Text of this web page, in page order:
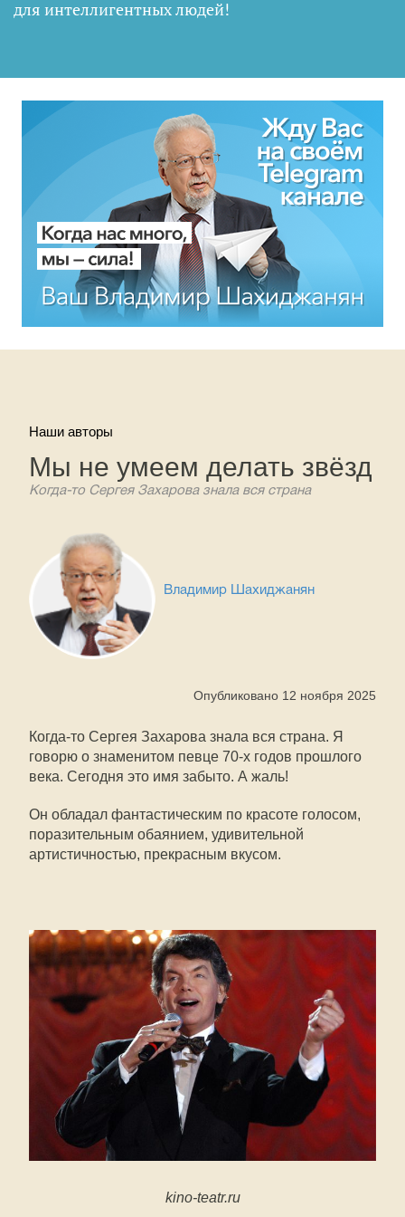
для интеллигентных людей!
Наши авторы
Мы не умеем делать звёзд
Когда-то Сергея Захарова знала вся страна
Владимир Шахиджанян
Опубликовано 12 ноября 2025
Когда-то Сергея Захарова знала вся страна. Я
говорю о знаменитом певце 70-х годов прошлого
века. Сегодня это имя забыто. А жаль!
Он обладал фантастическим по красоте голосом,
поразительным обаянием, удивительной
артистичностью, прекрасным вкусом.
kino-teatr.ru